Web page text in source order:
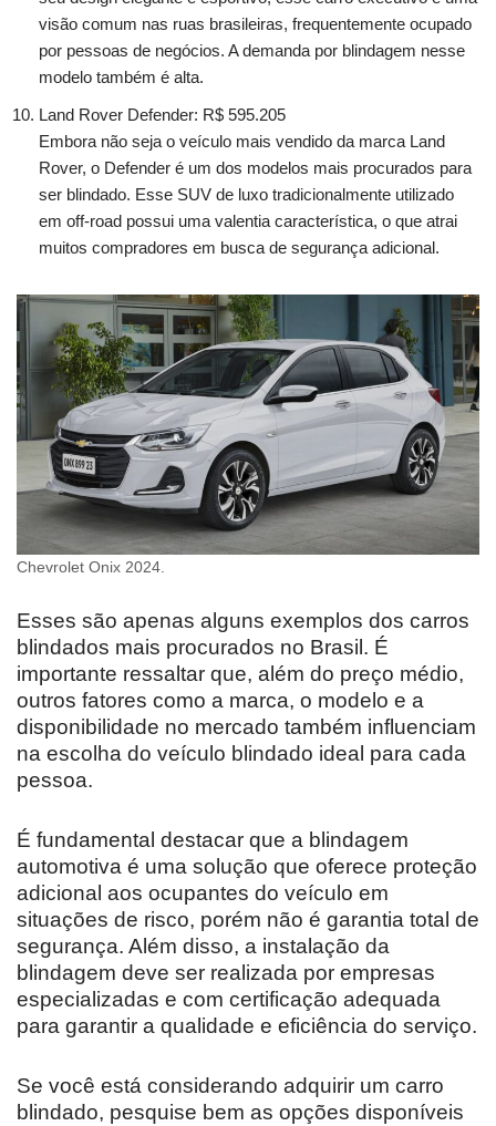
visão comum nas ruas brasileiras, frequentemente ocupado
por pessoas de negócios. A demanda por blindagem nesse
modelo também é alta.
Land Rover Defender: R$ 595.205
Embora não seja o veículo mais vendido da marca Land
Rover, o Defender é um dos modelos mais procurados para
ser blindado. Esse SUV de luxo tradicionalmente utilizado
em off-road possui uma valentia característica, o que atrai
muitos compradores em busca de segurança adicional.
Chevrolet Onix 2024.
Esses são apenas alguns exemplos dos carros
blindados mais procurados no Brasil. É
importante ressaltar que, além do preço médio,
outros fatores como a marca, o modelo e a
disponibilidade no mercado também influenciam
na escolha do veículo blindado ideal para cada
pessoa.
É fundamental destacar que a blindagem
automotiva é uma solução que oferece proteção
adicional aos ocupantes do veículo em
situações de risco, porém não é garantia total de
segurança. Além disso, a instalação da
blindagem deve ser realizada por empresas
especializadas e com certificação adequada
para garantir a qualidade e eficiência do serviço.
Se você está considerando adquirir um carro
blindado, pesquise bem as opções disponíveis